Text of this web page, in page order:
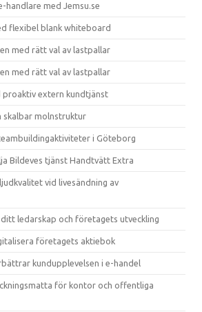
med Jemsu.se
flexibel blank whiteboard
med rätt val av lastpallar
med rätt val av lastpallar
proaktiv extern kundtjänst
skalbar molnstruktur
i Göteborg
Bildeves tjänst Handtvätt Extra
vid livesändning av
ledarskap och företagets utveckling
företagets aktiebok
kundupplevelsen i e-handel
för kontor och offentliga